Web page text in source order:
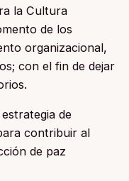
la Cultura
de los
organizacional,
con el fin de dejar
de
contribuir al
de paz